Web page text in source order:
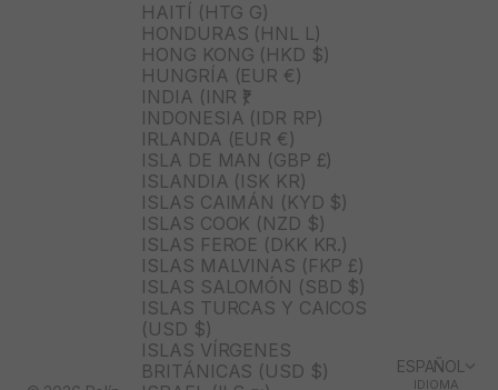
HAITÍ (HTG G)
HONDURAS (HNL L)
HONG KONG (HKD $)
HUNGRÍA (EUR €)
INDIA (INR ₹)
INDONESIA (IDR RP)
IRLANDA (EUR €)
ISLA DE MAN (GBP £)
ISLANDIA (ISK KR)
ISLAS CAIMÁN (KYD $)
ISLAS COOK (NZD $)
ISLAS FEROE (DKK KR.)
ISLAS MALVINAS (FKP £)
ISLAS SALOMÓN (SBD $)
ISLAS TURCAS Y CAICOS
(USD $)
ISLAS VÍRGENES
BRITÁNICAS (USD $)
ESPAÑOL
IDIOMA